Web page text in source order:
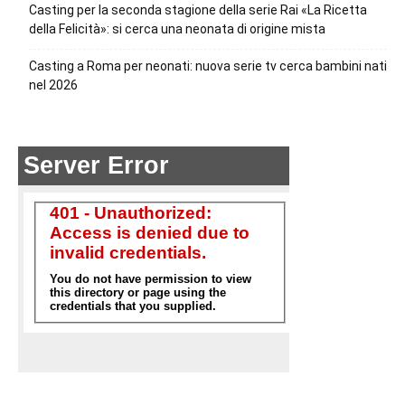
Casting per la seconda stagione della serie Rai «La Ricetta
della Felicità»: si cerca una neonata di origine mista
Casting a Roma per neonati: nuova serie tv cerca bambini nati
nel 2026